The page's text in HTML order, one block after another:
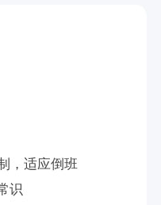
，适应倒班
识